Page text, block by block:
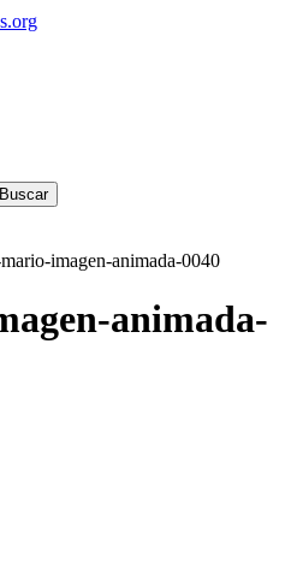
Buscar
imagen-animada-0040
animada-